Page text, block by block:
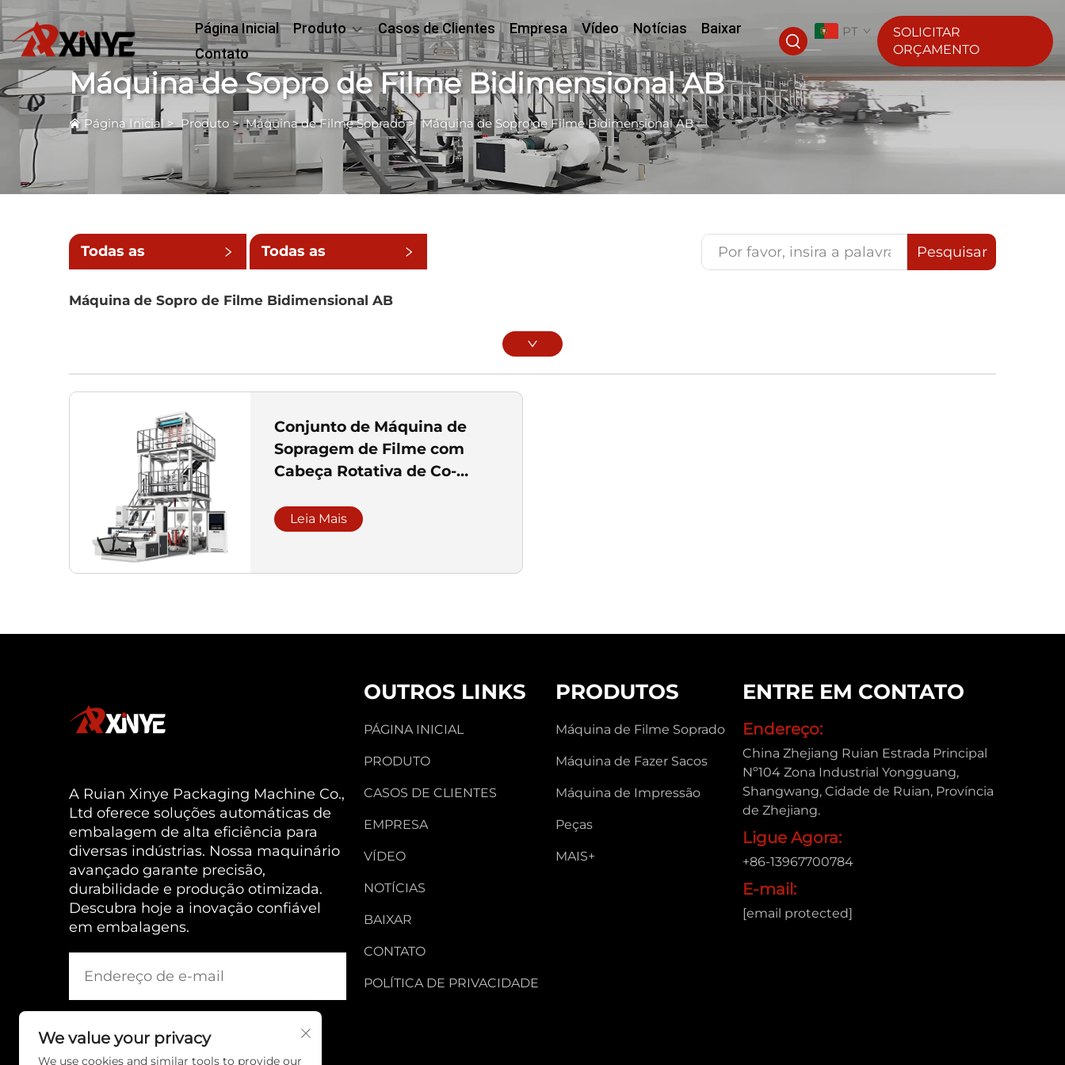
Página Inicial Produto Casos de Clientes Empresa Vídeo Notícias
Baixar
Contato
PT
SOLICITAR
ORÇAMENTO
Máquina de Sopro de Filme Bidimensional AB
Página Inicial > Produto >Máquina de Filme Soprado>Máquina de Sopro de Filme Bidimensional AB
Todas as Todas as Pesquisar
Máquina de Sopro de Filme Bidimensional AB
Conjunto de Máquina de
Sopragem de Filme com
Cabeça Rotativa de Co-
Leia Mais
A Ruian Xinye Packaging Machine Co.,
Ltd oferece soluções automáticas de
embalagem de alta eficiência para
diversas indústrias. Nossa maquinário
avançado garante precisão,
durabilidade e produção otimizada.
Descubra hoje a inovação confiável
em embalagens.
OUTROS LINKS
PÁGINA INICIAL
PRODUTO
CASOS DE CLIENTES
EMPRESA
VÍDEO
NOTÍCIAS
BAIXAR
CONTATO
POLÍTICA DE PRIVACIDADE
PRODUTOS
Máquina de Filme Soprado
Máquina de Fazer Sacos
Máquina de Impressão
Peças
MAIS+
ENTRE EM CONTATO
Endereço:
China Zhejiang Ruian Estrada Principal
Nº104 Zona Industrial Yongguang,
Shangwang, Cidade de Ruian, Província
de Zhejiang.
Ligue Agora:
+86-13967700784
E-mail:
[email protected]
We value your privacy
We use cookies and similar tools to provide our